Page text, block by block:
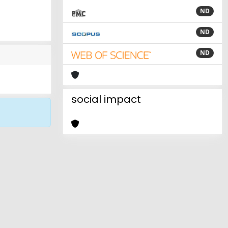
ND
ND
ND
social impact